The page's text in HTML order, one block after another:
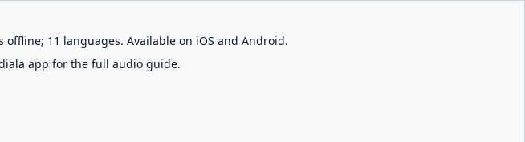
11 languages. Available on iOS and Android.
app for the full audio guide.